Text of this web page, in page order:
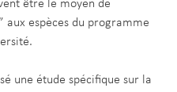
être le moyen de
aux espèces du programme
une étude spécifique sur la